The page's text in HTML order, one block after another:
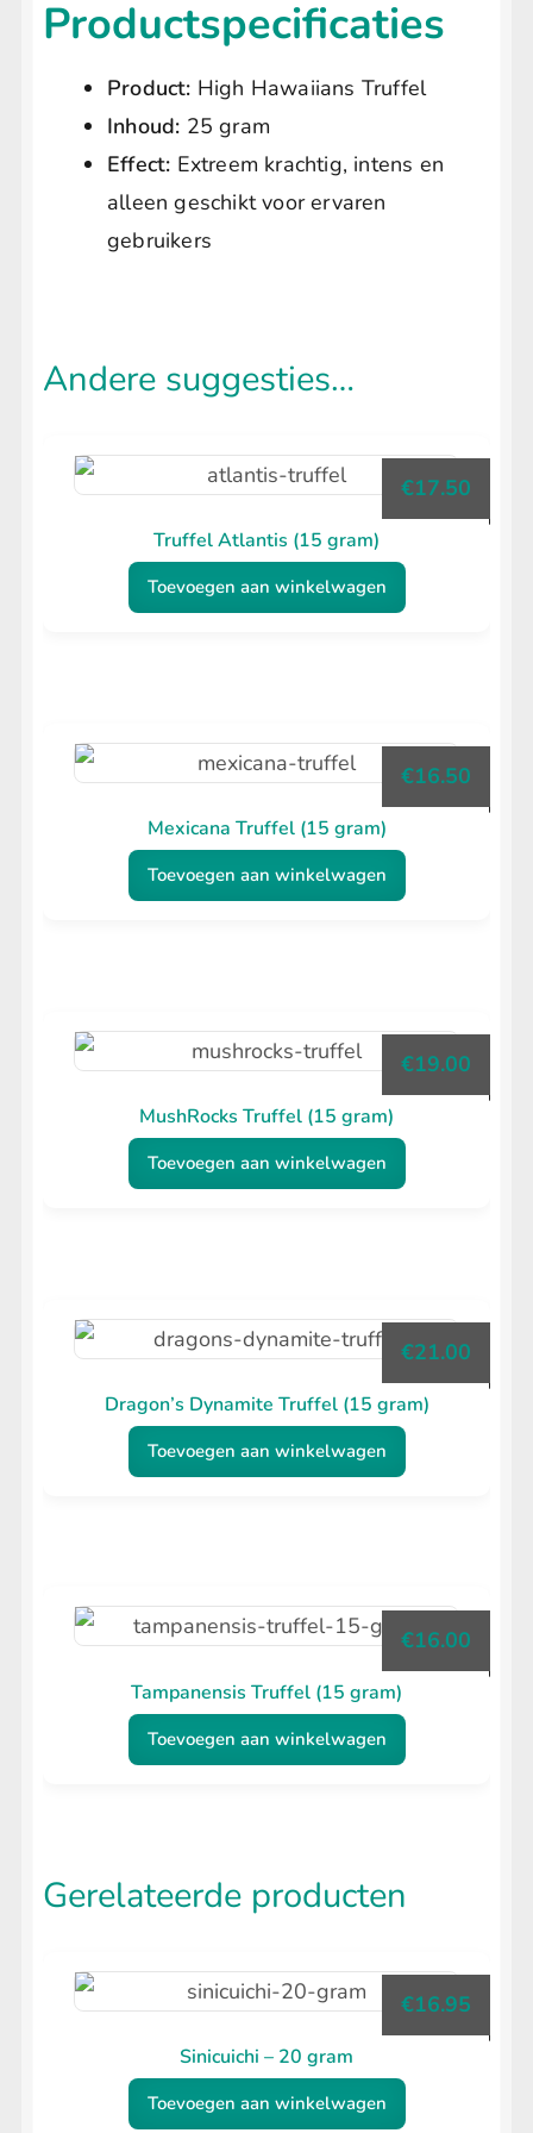
Productspecificaties
Product: High Hawaiians Truffel
Inhoud: 25 gram
Effect: Extreem krachtig, intens en
alleen geschikt voor ervaren
gebruikers
Andere suggesties…
Truffel Atlantis (15 gram)
€17.50
Toevoegen aan winkelwagen
Mexicana Truffel (15 gram)
€16.50
Toevoegen aan winkelwagen
MushRocks Truffel (15 gram)
€19.00
Toevoegen aan winkelwagen
Dragon’s Dynamite Truffel (15 gram)
€21.00
Toevoegen aan winkelwagen
Tampanensis Truffel (15 gram)
€16.00
Toevoegen aan winkelwagen
Gerelateerde producten
Sinicuichi – 20 gram
€16.95
Toevoegen aan winkelwagen